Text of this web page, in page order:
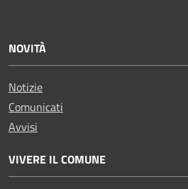
NOVITÀ
Notizie
Comunicati
Avvisi
VIVERE IL COMUNE